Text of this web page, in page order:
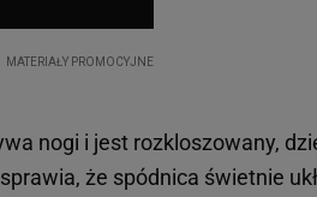
nogi i jest rozkloszowany,
że spódnica świetnie